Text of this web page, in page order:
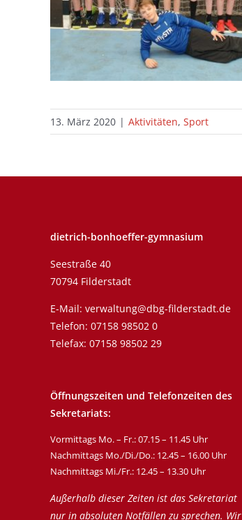
13. März 2020 | Aktivitäten, Sport
dietrich-bonhoeffer-gymnasium
Seestraße 40
70794 Filderstadt
E-Mail: verwaltung@dbg-filderstadt.de
Telefon: 07158 98502 0
Telefax: 07158 98502 29
Öffnungszeiten und Telefonzeiten des
Sekretariats:
Vormittags Mo. – Fr.: 07.15 – 11.45 Uhr
Nachmittags Mo./Di./Do.: 12.45 – 16.00 Uhr
Nachmittags Mi./Fr.: 12.45 – 13.30 Uhr
Außerhalb dieser Zeiten ist das Sekretariat
nur in absoluten Notfällen zu sprechen. Wir